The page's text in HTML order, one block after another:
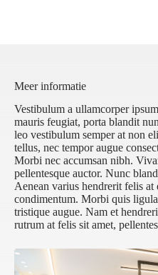
Meer informatie
Vestibulum a ullamcorper
mauris feugiat, porta blandit
leo vestibulum semper at non
tellus, nec tempor augue
Morbi nec accumsan nibh.
pellentesque auctor. Nunc
Aenean varius hendrerit felis
condimentum. Morbi quis
tristique augue. Nam et
rutrum at felis sit amet,